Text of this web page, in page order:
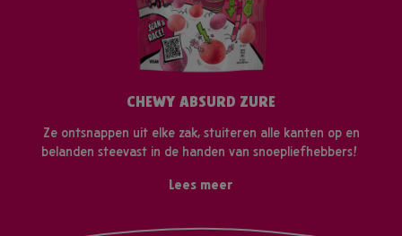
CHEWY ABSURD ZURE
Ze ontsnappen uit elke zak, stuiteren alle kanten op en
belanden steevast in de handen van snoepliefhebbers!
Lees meer